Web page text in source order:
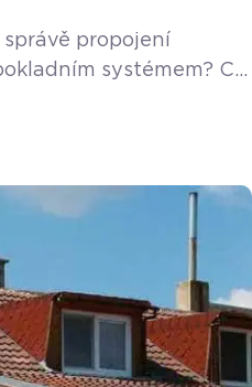
propojení
systémem? Co